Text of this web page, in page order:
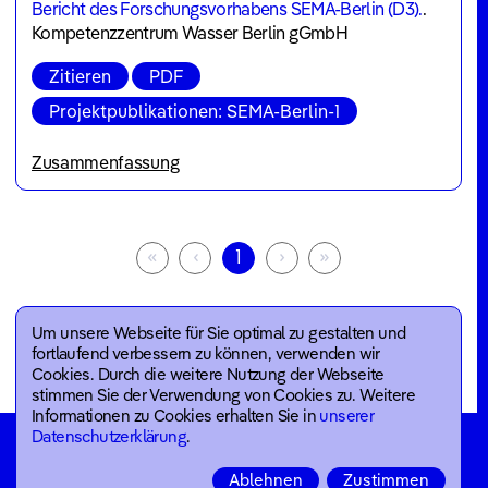
Bericht des Forschungsvorhabens SEMA-Berlin (D3)..
Kompetenzzentrum Wasser Berlin gGmbH
Zitieren
PDF
Projektpublikationen: SEMA-Berlin-1
Zusammenfassung
Für die anstehenden bzw. bereits durchgeführten
behebenden Schäden von Abwasserkanälen gilt das
Schlauchlinerverfahren als das am häufigsten
ein flexibler Schlauch aus Trägermaterial mit einem
Reaktionsharz getränkt und in der Regel über einen
Schacht in die zu renovierende Abwasserhaltung
eingebracht. Dort wird der Schlauchliner mit Wasser-
oder Luftdruck formschlüssig an die Rohrwandung
des Altrohres gepresst. Durch das anschließende
muffenloses und gewebeverstärktes Kunststoffrohr
« ‹ 1 › »
Um unsere Webseite für Sie optimal zu gestalten und
fortlaufend verbessern zu können, verwenden wir
Cookies. Durch die weitere Nutzung der Webseite
stimmen Sie der Verwendung von Cookies zu. Weitere
Informationen zu Cookies erhalten Sie in unserer
Datenschutzerklärung.
Ablehnen Zustimmen